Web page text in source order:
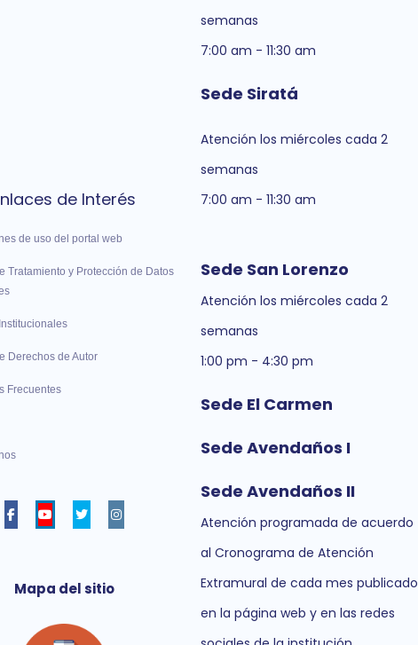
de Interés
de uso del portal web
Tratamiento y Protección de Datos
Derechos de Autor
Frecuentes
FacebookYoutubetwitterinstagram
Mapa del sitio
semanas
7:00 am - 11:30 am
Sede Siratá
Atención los miércoles cada 2
semanas
7:00 am - 11:30 am
Sede San Lorenzo
Atención los miércoles cada 2
semanas
1:00 pm - 4:30 pm
Sede El Carmen
Sede Avendaños I
Sede Avendaños II
Atención programada de acuerdo
al Cronograma de Atención
Extramural de cada mes publicado
en la página web y en las redes